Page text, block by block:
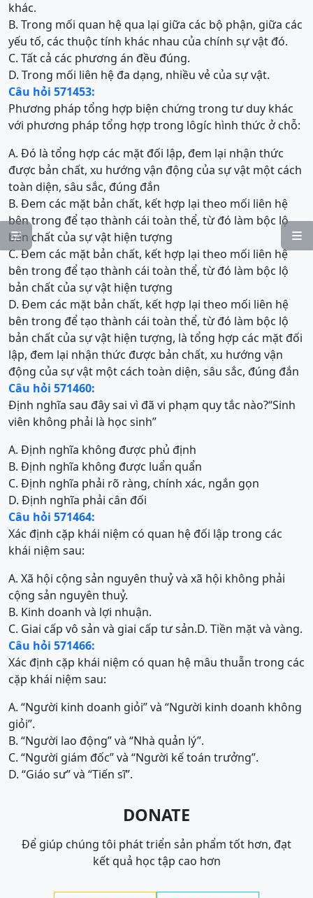


khác.
B. Trong mối quan hệ qua lại giữa các bộ phận, giữa các
yếu tố, các thuộc tính khác nhau của chính sự vật đó.
C. Tất cả các phương án đều đúng.
D. Trong mối liên hệ đa dạng, nhiều vẻ của sự vật.
Câu hỏi 571453:
Phương pháp tổng hợp biện chứng trong tư duy khác
với phương pháp tổng hợp trong lôgíc hình thức ở chỗ:
A. Đó là tổng hợp các mặt đối lập, đem lại nhận thức
được bản chất, xu hướng vận động của sự vật một cách
toàn diện, sâu sắc, đúng đắn
B. Đem các mặt bản chất, kết hợp lại theo mối liên hệ
bên trong để tạo thành cái toàn thể, từ đó làm bộc lộ
bản chất của sự vật hiện tượng
C. Đem các mặt bản chất, kết hợp lại theo mối liên hệ
bên trong để tạo thành cái toàn thể, từ đó làm bộc lộ
bản chất của sự vật hiện tượng
D. Đem các mặt bản chất, kết hợp lại theo mối liên hệ
bên trong để tạo thành cái toàn thể, từ đó làm bộc lộ
bản chất của sự vật hiện tượng, là tổng hợp các mặt đối
lập, đem lại nhận thức được bản chất, xu hướng vận
động của sự vật một cách toàn diện, sâu sắc, đúng đắn
Câu hỏi 571460:
Định nghĩa sau đây sai vì đã vi phạm quy tắc nào?“Sinh
viên không phải là học sinh”
A. Định nghĩa không được phủ định
B. Định nghĩa không được luẩn quẩn
C. Định nghĩa phải rõ ràng, chính xác, ngắn gọn
D. Định nghĩa phải cân đối
Câu hỏi 571464:
Xác định cặp khái niệm có quan hệ đối lập trong các
khái niệm sau:
A. Xã hội cộng sản nguyên thuỷ và xã hội không phải
cộng sản nguyên thuỷ.
B. Kinh doanh và lợi nhuận.
C. Giai cấp vô sản và giai cấp tư sản.D. Tiền mặt và vàng.
Câu hỏi 571466:
Xác định cặp khái niệm có quan hệ mâu thuẫn trong các
cặp khái niệm sau:
A. “Người kinh doanh giỏi” và “Người kinh doanh không
giỏi”.
B. “Người lao động” và “Nhà quản lý”.
C. “Người giám đốc” và “Người kế toán trưởng”.
D. “Giáo sư” và “Tiến sĩ”.
DONATE
Để giúp chúng tôi phát triển sản phẩm tốt hơn, đạt
kết quả học tập cao hơn